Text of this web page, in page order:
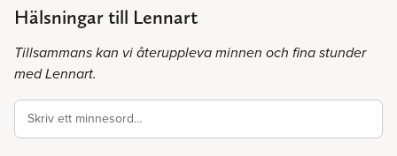
Hälsningar till Lennart
Tillsammans kan vi återuppleva minnen och fina stunder
med Lennart.
Skriv ett minnesord…